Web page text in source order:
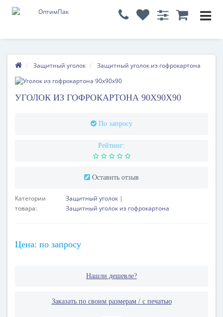
Защитный уголок Защитный уголок из гофрокартона
УГОЛОК ИЗ ГОФРОКАРТОНА 90Х90Х90
По запросу
Рейтинг:
Оставить отзыв
Категории
товара:
Защитный уголок
Защитный уголок из гофрокартона
Цена: по запросу
Нашли дешевле?
Заказать по своим размерам / с печатью